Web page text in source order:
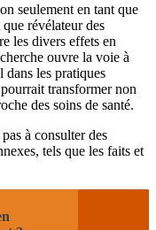
seulement en tant que
révélateur des
les divers effets en
ouvre la voie à
dans les pratiques
transformer non
des soins de santé.
à consulter des
tels que les faits et